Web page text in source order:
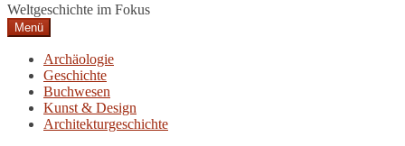
Weltgeschichte im Fokus
Menü
Archäologie
Geschichte
Buchwesen
Kunst & Design
Architekturgeschichte